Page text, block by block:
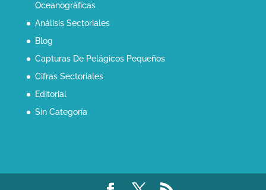
Oceanográficas
Análisis Sectoriales
Blog
Capturas De Pelágicos Pequeños
Cifras Sectoriales
Editorial
Sin Categoría